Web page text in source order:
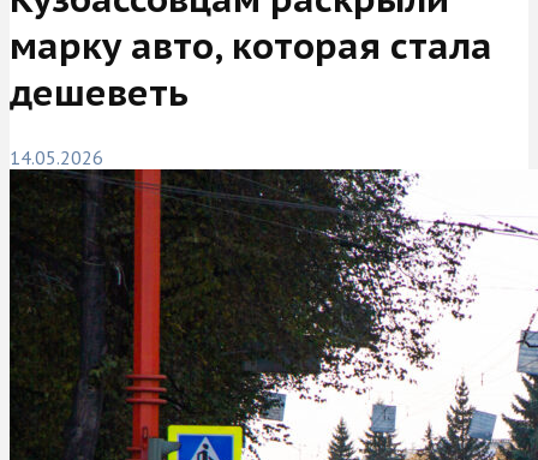
марку авто, которая стала
дешеветь
14.05.2026